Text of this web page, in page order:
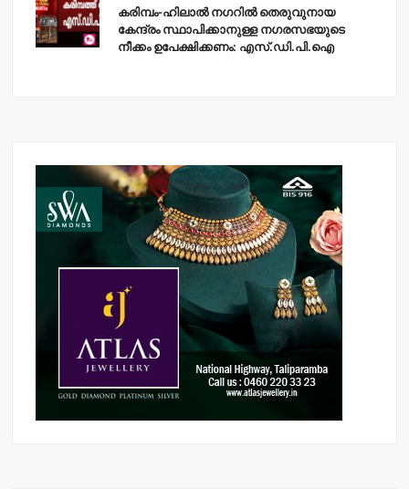
കരിമ്പം-ഹിലാല്‍ നഗറില്‍ തെരുവുനായ
കേന്ദ്രം സ്ഥാപിക്കാനുള്ള നഗരസഭയുടെ
നീക്കം ഉപേക്ഷിക്കണം: എസ്.ഡി.പി.ഐ